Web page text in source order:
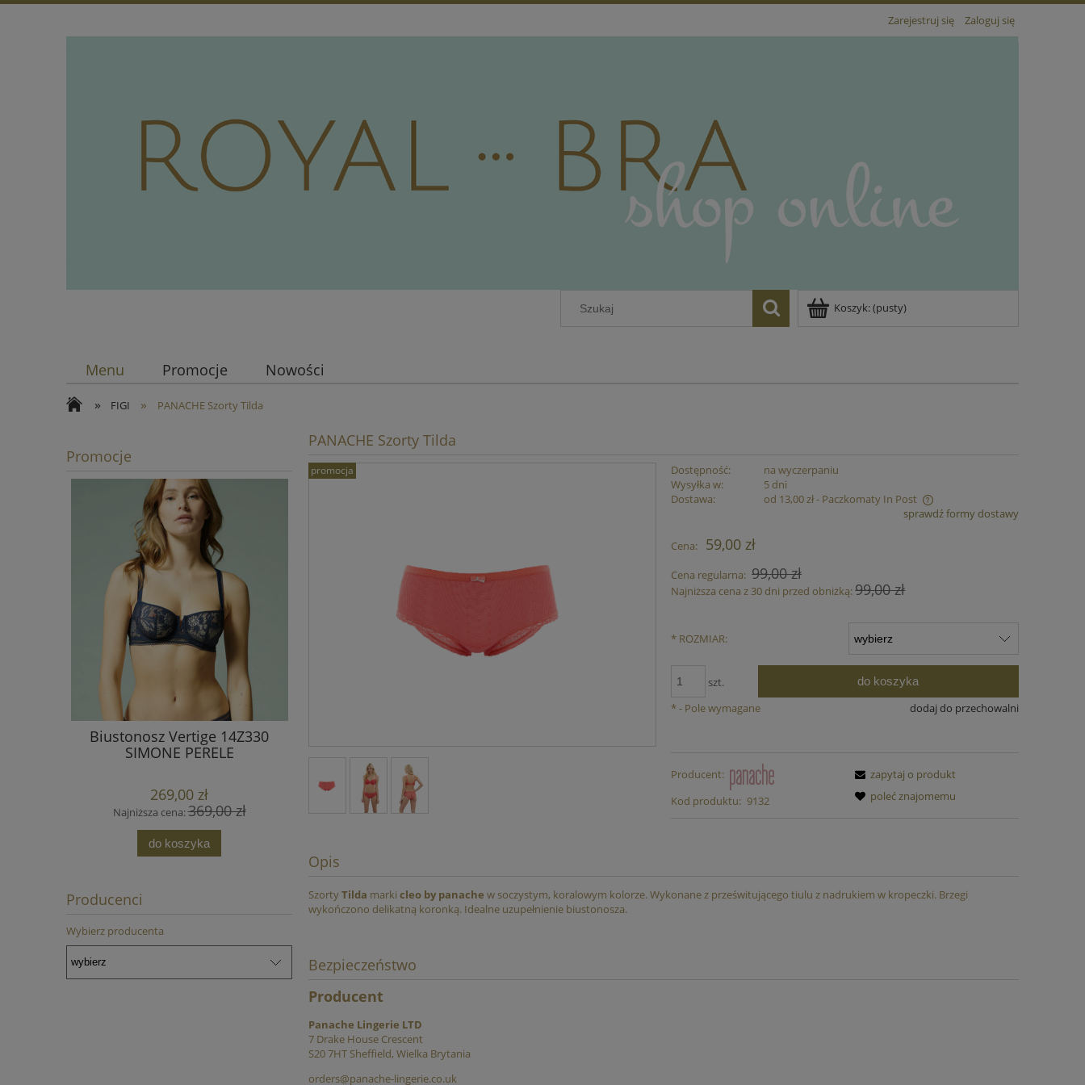
Zarejestruj się Zaloguj się
Koszyk:(pusty)
Menu Promocje Nowości
» FIGI » PANACHE Szorty Tilda
Promocje
Biustonosz Vertige 14Z330
SIMONE PERELE
269,00 zł
Najniższa cena:369,00 zł
do koszyka
89,00 zł
Najniższa cena:139,00 zł 229,00 zł
109,00 zł
Producenci
Wybierz producenta
PANACHE Szorty Tilda
promocja Dostępność:
na wyczerpaniu
Wysyłka w:
5 dni
Dostawa:
od 13,00 zł- Paczkomaty In Post
płatności
sprawdź formy dostawy
Cena: 59,00 zł
Cena regularna: 99,00 zł
Najniższa cena z 30 dni przed obniżką:99,00 zł
* ROZMIAR:
szt. do koszyka
dodaj do przechowalni
*- Pole wymagane
Producent:
Kod produktu: 9132
zapytaj o produkt
poleć znajomemu
Opis
SzortyTilda marki cleo by panache w soczystym, koralowym kolorze. Wykonane z prześwitującego tiulu z nadrukiem w kropeczki. Brzegi
wykończono delikatną koronką. Idealne uzupełnienie biustonosza.
Bezpieczeństwo
Producent
Panache Lingerie LTD
7 Drake House Crescent
S20 7HT Sheffield, Wielka Brytania
orders@panache-lingerie.co.uk